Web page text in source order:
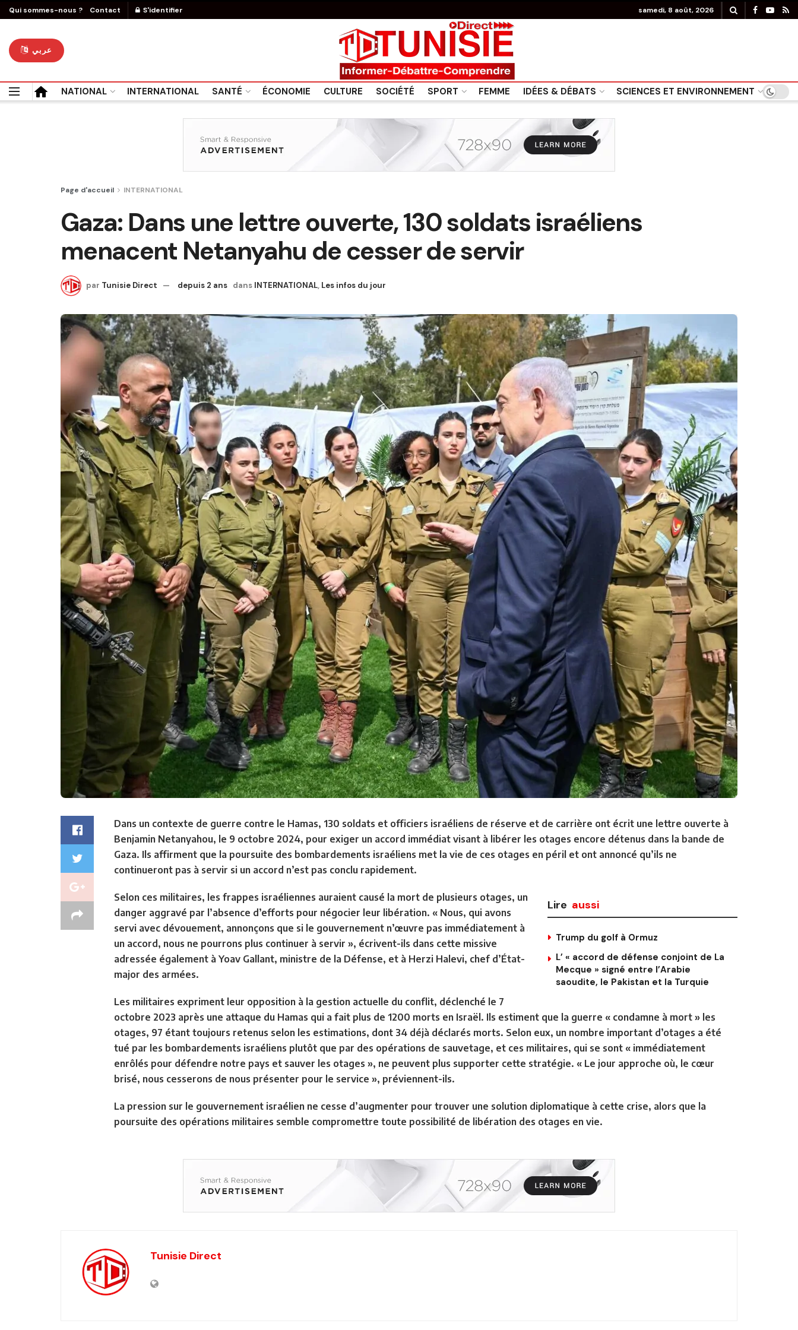
Qui sommes-nous ? Contact S'identifier samedi, 8 août, 2026
عربي
NATIONAL INTERNATIONAL SANTÉ ÉCONOMIE CULTURE SOCIÉTÉ SPORT FEMME IDÉES & DÉBATS SCIENCES ET ENVIRONNEMENT
Page d'accueil INTERNATIONAL
Gaza: Dans une lettre ouverte, 130 soldats israéliens
menacent Netanyahu de cesser de servir
par Tunisie Direct depuis 2 ans dans INTERNATIONAL, Les infos du jour
Dans un contexte de guerre contre le Hamas, 130 soldats et officiers israéliens de réserve et de carrière ont écrit une lettre ouverte à
Benjamin Netanyahou, le 9 octobre 2024, pour exiger un accord immédiat visant à libérer les otages encore détenus dans la bande de
Gaza. Ils affirment que la poursuite des bombardements israéliens met la vie de ces otages en péril et ont annoncé qu’ils ne
continueront pas à servir si un accord n’est pas conclu rapidement.
Lire aussi
Trump du golf à Ormuz
L’ « accord de défense conjoint de La
Mecque » signé entre l’Arabie
saoudite, le Pakistan et la Turquie
Selon ces militaires, les frappes israéliennes auraient causé la mort de plusieurs otages, un
danger aggravé par l’absence d’efforts pour négocier leur libération. « Nous, qui avons
servi avec dévouement, annonçons que si le gouvernement n’œuvre pas immédiatement à
un accord, nous ne pourrons plus continuer à servir », écrivent-ils dans cette missive
adressée également à Yoav Gallant, ministre de la Défense, et à Herzi Halevi, chef d’État-
major des armées.
Les militaires expriment leur opposition à la gestion actuelle du conflit, déclenché le 7
octobre 2023 après une attaque du Hamas qui a fait plus de 1200 morts en Israël. Ils estiment que la guerre « condamne à mort » les
otages, 97 étant toujours retenus selon les estimations, dont 34 déjà déclarés morts. Selon eux, un nombre important d’otages a été
tué par les bombardements israéliens plutôt que par des opérations de sauvetage, et ces militaires, qui se sont « immédiatement
enrôlés pour défendre notre pays et sauver les otages », ne peuvent plus supporter cette stratégie. « Le jour approche où, le cœur
brisé, nous cesserons de nous présenter pour le service », préviennent-ils.
La pression sur le gouvernement israélien ne cesse d’augmenter pour trouver une solution diplomatique à cette crise, alors que la
poursuite des opérations militaires semble compromettre toute possibilité de libération des otages en vie.
Tunisie Direct